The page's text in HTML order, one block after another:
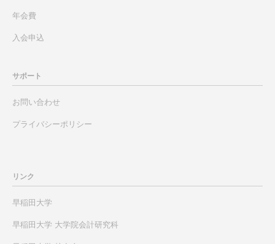
年会費
入会申込
サポート
お問い合わせ
プライバシーポリシー
リンク
早稲田大学
早稲田大学 大学院会計研究科